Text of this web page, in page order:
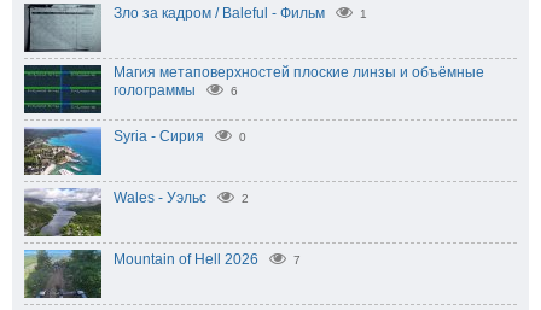
Зло за кадром / Baleful - Фильм 1
Магия метаповерхностей плоские линзы и объёмные
голограммы
6
Syria - Сирия 0
Wales - Уэльс 2
Mountain of Hell 2026 7